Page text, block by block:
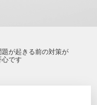
題が起きる前の対策が
心です